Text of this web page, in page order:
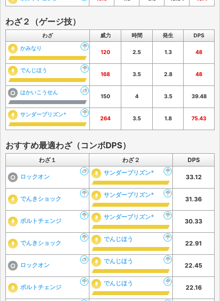
わざ２（ゲージ技）
わざ 威力 時間 発生
DPS
かみなり
120 2.5 1.3 48
でんじほう
168 3.5 2.8 48
はかいこうせん
150 4 3.5 39.48
サンダープリズン*
264 3.5 1.8 75.43
おすすめ最適わざ（コンボDPS）
わざ１ わざ２ DPS
ロックオン
サンダープリズン*
33.12
でんきショック
サンダープリズン*
31.36
ボルトチェンジ
サンダープリズン*
30.33
でんきショック
でんじほう
22.91
ロックオン
でんじほう
22.45
ボルトチェンジ
でんじほう
22.16